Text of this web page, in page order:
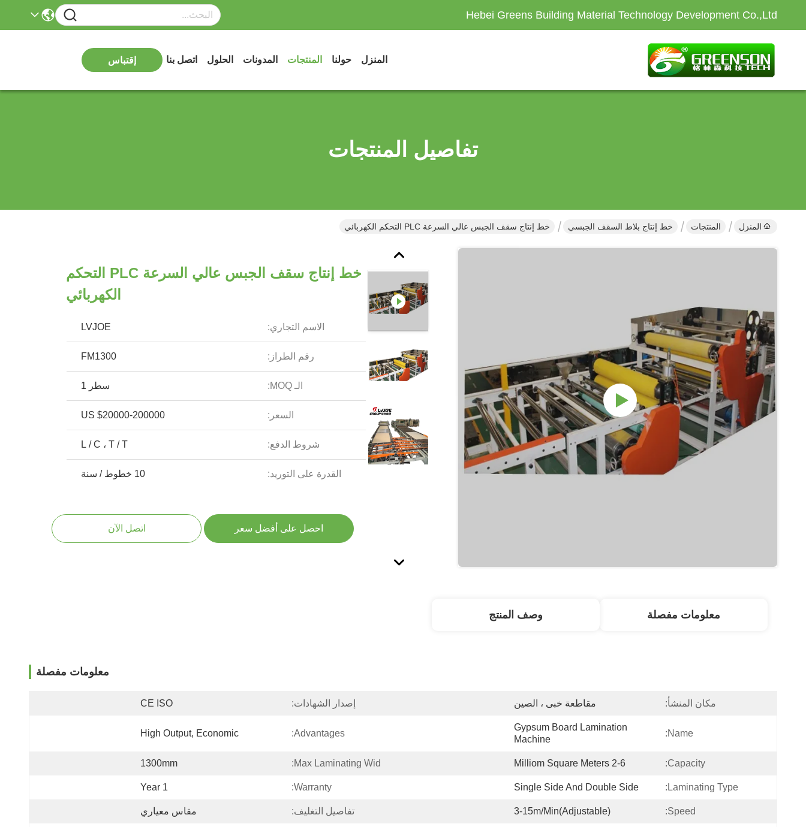
Hebei Greens Building Material Technology Development Co.,Ltd
المنزل حولنا المنتجات المدونات الحلول اتصل بنا إقتباس
تفاصيل المنتجات
المنزل المنتجات خط إنتاج بلاط السقف الجبسي خط إنتاج سقف الجبس عالي السرعة PLC التحكم الكهربائي
خط إنتاج سقف الجبس عالي السرعة PLC التحكم
الكهربائي
الاسم التجاري: LVJOE
رقم الطراز: FM1300
الـ MOQ: سطر 1
السعر: US $20000-200000
شروط الدفع: L / C ، T / T
القدرة على التوريد: 10 خطوط / سنة
احصل على أفضل سعر اتصل الآن
معلومات مفصلة وصف المنتج
معلومات مفصلة
مكان المنشأ: مقاطعة خبى ، الصين إصدار الشهادات: CE ISO
Name:
Gypsum Board Lamination
Machine
Advantages:
High Output, Economic
Capacity:
2-6 Milliom Square Meters
Max Laminating Wid:
1300mm
Laminating Type:
Single Side And Double Side
Warranty:
1 Year
Speed:
3-15m/min(adjustable) تفاصيل التغليف: مقاس معياري